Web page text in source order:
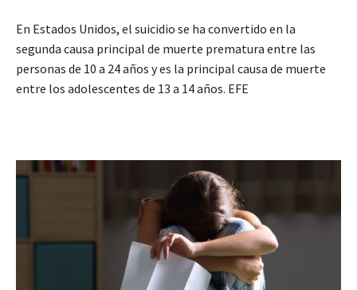
En Estados Unidos, el suicidio se ha convertido en la
segunda causa principal de muerte prematura entre las
personas de 10 a 24 años y es la principal causa de muerte
entre los adolescentes de 13 a 14 años. EFE